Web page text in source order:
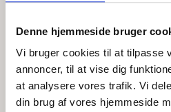
Denne hjemmeside bruger
Vi bruger cookies til at tilpasse
annoncer, til at vise dig
at analysere vores trafik. Vi
din brug af vores hjemmeside